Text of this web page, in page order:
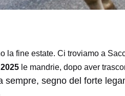
la fine estate. Ci troviamo a
le mandrie, dopo aver
sempre, segno del forte